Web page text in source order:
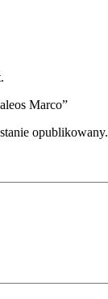
Marco”
opublikowany.